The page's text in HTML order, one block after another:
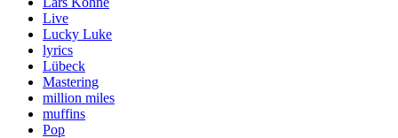
Live
Lucky Luke
lyrics
Lübeck
Mastering
million miles
muffins
Pop